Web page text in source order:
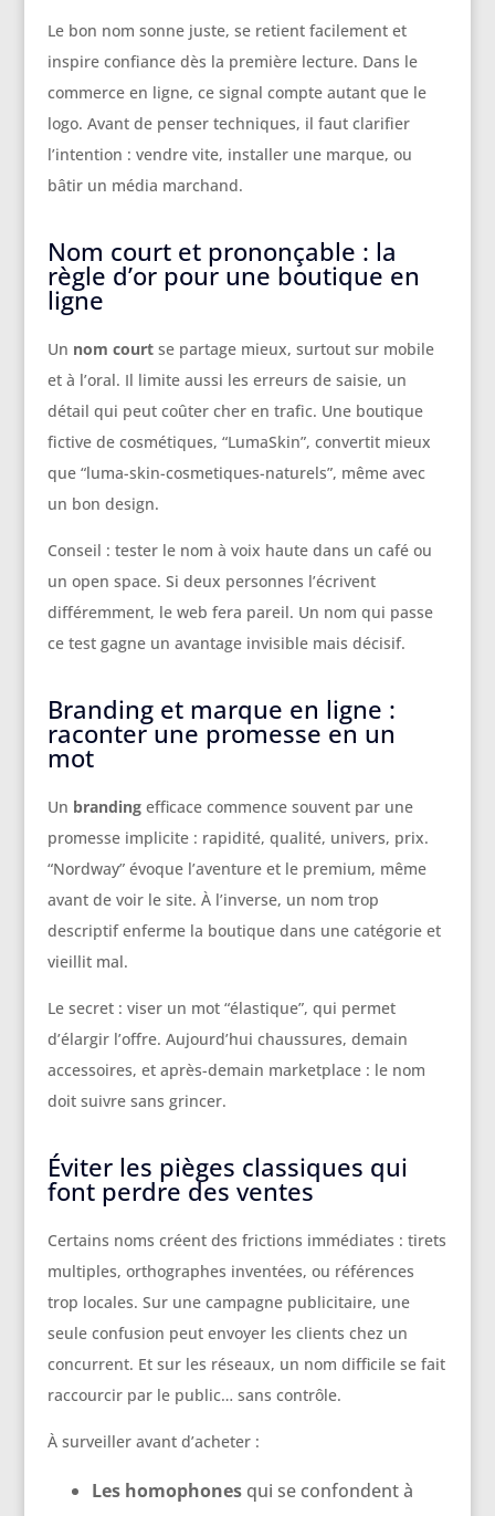
Le bon nom sonne juste, se retient facilement et
inspire confiance dès la première lecture. Dans le
commerce en ligne, ce signal compte autant que le
logo. Avant de penser techniques, il faut clarifier
l’intention : vendre vite, installer une marque, ou
bâtir un média marchand.
Nom court et prononçable : la
règle d’or pour une boutique en
ligne
Un nom courtse partage mieux, surtout sur mobile
et à l’oral. Il limite aussi les erreurs de saisie, un
détail qui peut coûter cher en trafic. Une boutique
fictive de cosmétiques, “LumaSkin”, convertit mieux
que “luma-skin-cosmetiques-naturels”, même avec
un bon design.
Conseil : tester le nom à voix haute dans un café ou
un open space. Si deux personnes l’écrivent
différemment, le web fera pareil. Un nom qui passe
ce test gagne un avantage invisible mais décisif.
Branding et marque en ligne :
raconter une promesse en un
mot
Un brandingefficace commence souvent par une
promesse implicite : rapidité, qualité, univers, prix.
“Nordway” évoque l’aventure et le premium, même
avant de voir le site. À l’inverse, un nom trop
descriptif enferme la boutique dans une catégorie et
vieillit mal.
Le secret : viser un mot “élastique”, qui permet
d’élargir l’offre. Aujourd’hui chaussures, demain
accessoires, et après-demain marketplace : le nom
doit suivre sans grincer.
Éviter les pièges classiques qui
font perdre des ventes
Certains noms créent des frictions immédiates : tirets
multiples, orthographes inventées, ou références
trop locales. Sur une campagne publicitaire, une
seule confusion peut envoyer les clients chez un
concurrent. Et sur les réseaux, un nom difficile se fait
raccourcir par le public… sans contrôle.
À surveiller avant d’acheter :
Les homophonesqui se confondent à